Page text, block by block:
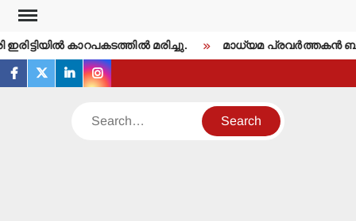
Skip
content
കാറപകടത്തില്‍ മരിച്ചു. മാധ്യമ പ്രവര്‍ത്തകന്‍
facebook
twitterlinkedininstagram
Search